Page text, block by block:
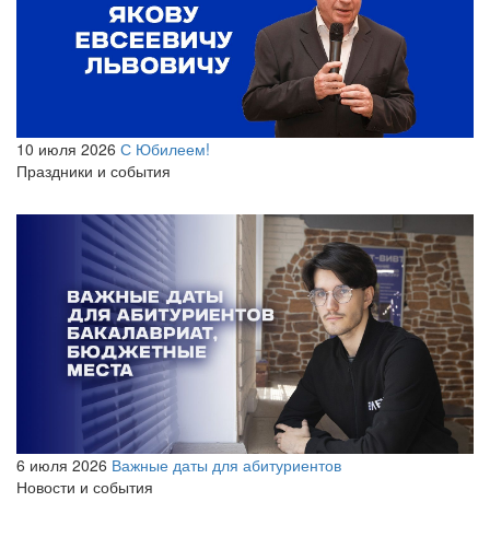
10 июля 2026 С Юбилеем!
Праздники и события
6 июля 2026 Важные даты для абитуриентов
Новости и события